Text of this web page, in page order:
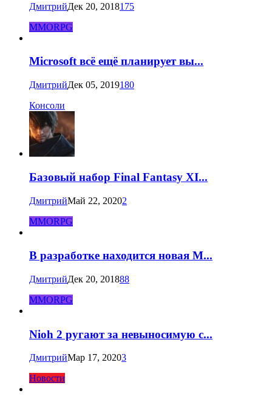
ДмитрийДек 20, 2018175
MMORPG
Microsoft всё ещё планирует вы...
ДмитрийДек 05, 2019180
Консоли
Базовый набор Final Fantasy XI...
ДмитрийМай 22, 20202
MMORPG
В разработке находится новая M...
ДмитрийДек 20, 201888
MMORPG
Nioh 2 ругают за невыносимую с...
ДмитрийМар 17, 20203
Новости